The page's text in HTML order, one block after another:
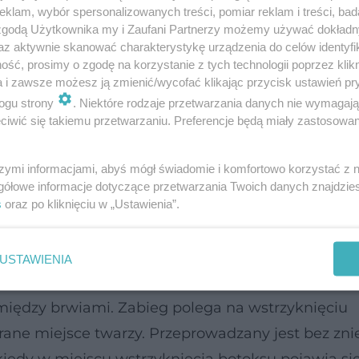
trzeba również wykonać w seriach, co
osób decyduje się wykonać zabiegi
nerwowo-mięśniowe i powoduje
mięśni jest wygładzenie zmarszczek
twarzy - 500 zł; w dwa - 800 zł; w trzy - 1000
górnej części twarzy: poprzecznych na czole,
brwiami. Zabieg polega na wstrzyknięciu
miejsce twarzy. Przeprowadzany jest bez
wybór spersonalizowanych treści, pomiar reklam i treści,
Użytkownika my i Zaufani Partnerzy możemy używać
aktywnie skanować charakterystykę urządzenia do celów
prosimy o zgodę na korzystanie z tych technologii poprzez
i zawsze możesz ją zmienić/wycofać klikając przycisk ustawień
strony
. Niektóre rodzaje przetwarzania danych nie
się takiemu przetwarzaniu. Preferencje będą miały
informacjami, abyś mógł świadomie i komfortowo korzystać z
informacje dotyczące przetwarzania Twoich danych
oraz po kliknięciu w „Ustawienia”.
USTAWIENIA